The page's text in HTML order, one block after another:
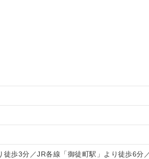
歩3分／JR各線「御徒町駅」より徒歩6分